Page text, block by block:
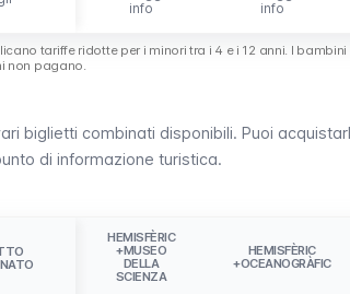
info
info
tariffe ridotte per i minori tra i 4 e i 12 anni. I
non pagano.
biglietti combinati disponibili. Puoi
di informazione turistica.
HEMISFÈRIC
+MUSEO
DELLA
SCIENZA
HEMISFÈRIC
+OCEANOGRÀFIC